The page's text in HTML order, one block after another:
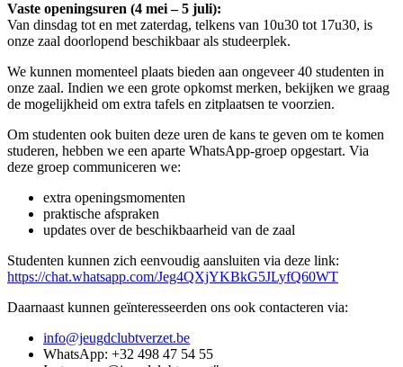
Vaste openingsuren (4 mei – 5 juli):
Van dinsdag tot en met zaterdag, telkens van 10u30 tot 17u30, is
onze zaal doorlopend beschikbaar als studeerplek.
We kunnen momenteel plaats bieden aan ongeveer 40 studenten in
onze zaal. Indien we een grote opkomst merken, bekijken we graag
de mogelijkheid om extra tafels en zitplaatsen te voorzien.
Om studenten ook buiten deze uren de kans te geven om te komen
studeren, hebben we een aparte WhatsApp-groep opgestart. Via
deze groep communiceren we:
extra openingsmomenten
praktische afspraken
updates over de beschikbaarheid van de zaal
Studenten kunnen zich eenvoudig aansluiten via deze link:
https://chat.whatsapp.com/Jeg4QXjYKBkG5JLyfQ60WT
Daarnaast kunnen geïnteresseerden ons ook contacteren via:
info@jeugdclubtverzet.be
WhatsApp: +32 498 47 54 55